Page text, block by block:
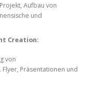
Aufbau von
und
Creation:
von
Präsentationen und